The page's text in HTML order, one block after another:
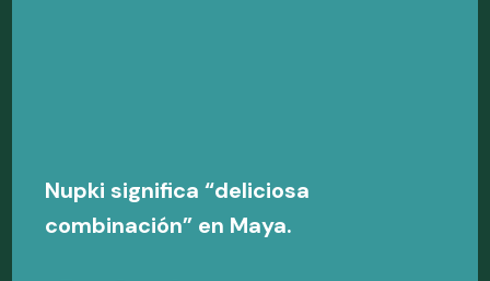
Nupki significa “deliciosa
combinación” en Maya.